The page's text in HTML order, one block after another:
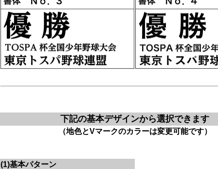
下記の基本デザインから選択できます
（地色とVマークのカラーは変更可能です）
(1)基本パターン